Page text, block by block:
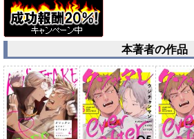
本著者の作品